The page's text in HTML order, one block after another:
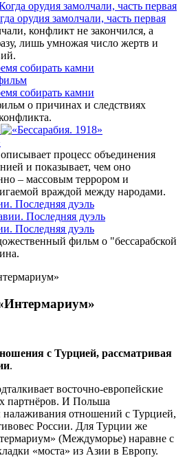
орудия замолчали, часть первая
конфликт не закончился, а
лишь умножая число жертв и
собирать камни
собирать камни
о причинах и следствиях
процесс объединения
и показывает, чем оно
– массовым террором и
враждой между народами.
Последняя дуэль
Последняя дуэль
фильм о "бессарабской
с Турцией, рассматривая
.
восточно-европейские
партнёров. И Польша
налаживания отношений с Турцией,
России. Для Турции же
(Междуморье) наравне с
«моста» из Азии в Европу.